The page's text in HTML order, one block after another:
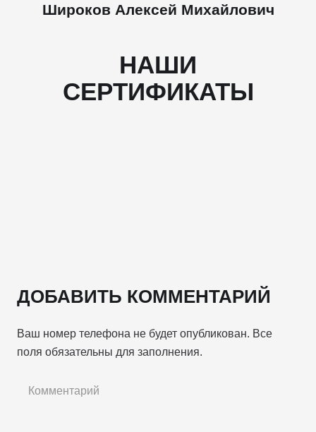
Широков Алексей Михайлович
НАШИ
СЕРТИФИКАТЫ
ДОБАВИТЬ КОММЕНТАРИЙ
Ваш номер телефона не будет опубликован. Все
поля обязательны для заполнения.